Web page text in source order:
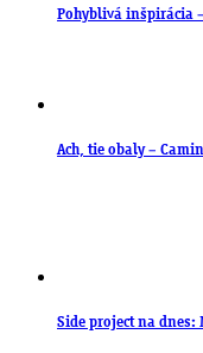
Pohyblivá inšpirácia –
Ach, tie obaly –
Side project na